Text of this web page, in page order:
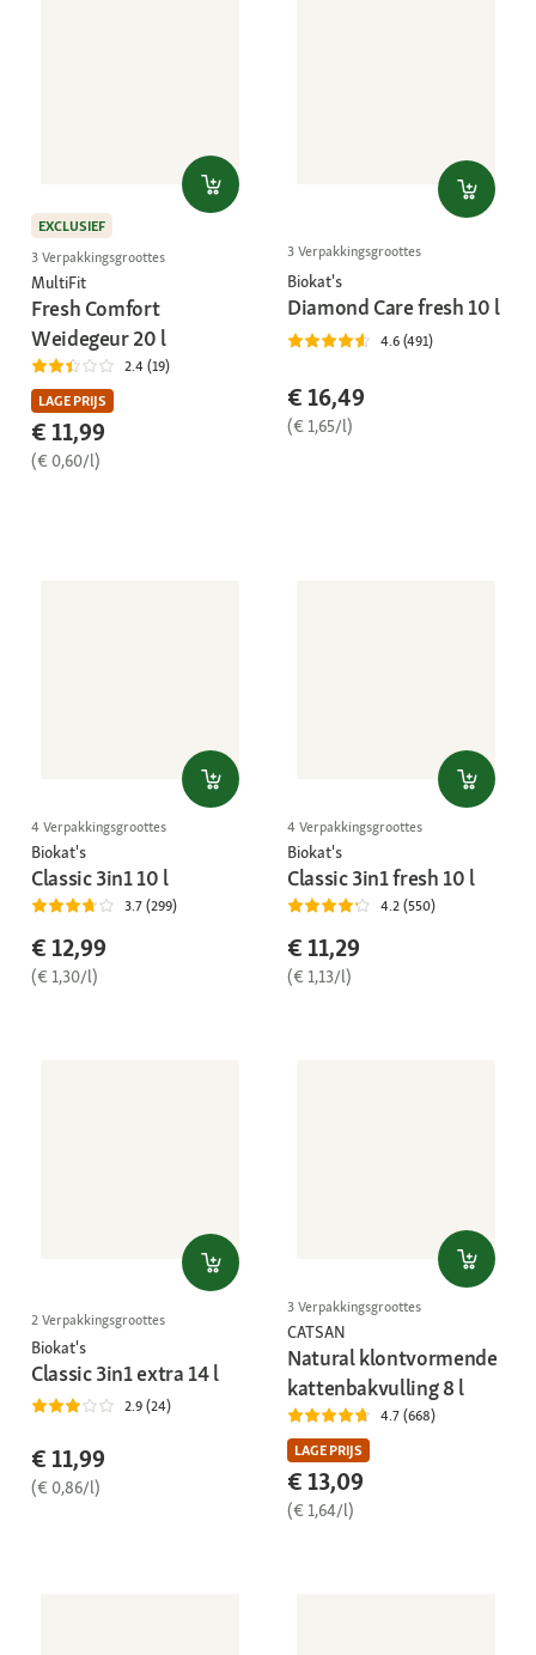
EXCLUSIEF
3 Verpakkingsgroottes
MultiFit
Fresh Comfort
Weidegeur 20 l
2.4 (19)
LAGE PRIJS
€ 11,99
(€ 0,60/l)
3 Verpakkingsgroottes
Biokat's
Diamond Care fresh 10 l
4.6 (491)
€ 16,49
(€ 1,65/l)
4 Verpakkingsgroottes
Biokat's
Classic 3in1 10 l
3.7 (299)
€ 12,99
(€ 1,30/l)
4 Verpakkingsgroottes
Biokat's
Classic 3in1 fresh 10 l
4.2 (550)
€ 11,29
(€ 1,13/l)
2 Verpakkingsgroottes
Biokat's
Classic 3in1 extra 14 l
2.9 (24)
€ 11,99
(€ 0,86/l)
3 Verpakkingsgroottes
CATSAN
Natural klontvormende
kattenbakvulling 8 l
4.7 (668)
LAGE PRIJS
€ 13,09
(€ 1,64/l)